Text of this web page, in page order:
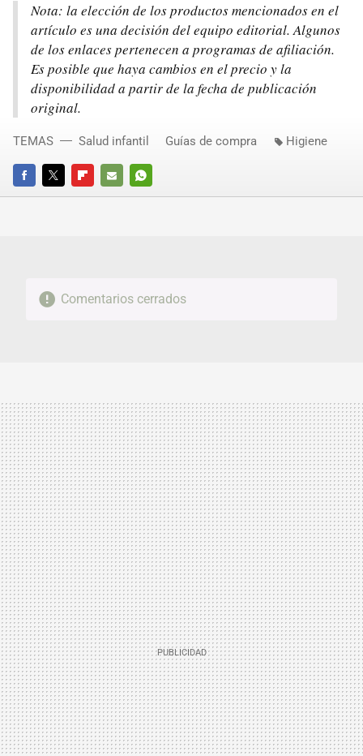
Nota: la elección de los productos mencionados en el
artículo es una decisión del equipo editorial. Algunos
de los enlaces pertenecen a programas de afiliación.
Es posible que haya cambios en el precio y la
disponibilidad a partir de la fecha de publicación
original.
FACEBOOKTWITTERFLIPBOARD
E-
WHATSAPP
TEMAS Salud infantil Guías de compra Higiene
Comentarios cerrados